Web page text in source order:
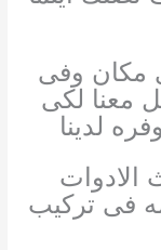
مكان وفى
معنا لكى
لدينا
الادوات
فى تركيب